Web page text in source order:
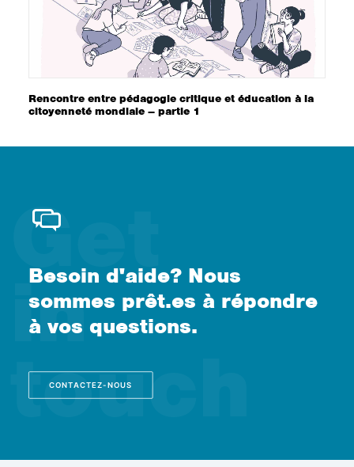
Rencontre entre pédagogie critique et éducation à la
citoyenneté mondiale – partie 1
Besoin d'aide? Nous
sommes prêt.es à répondre
à vos questions.
CONTACTEZ-NOUS